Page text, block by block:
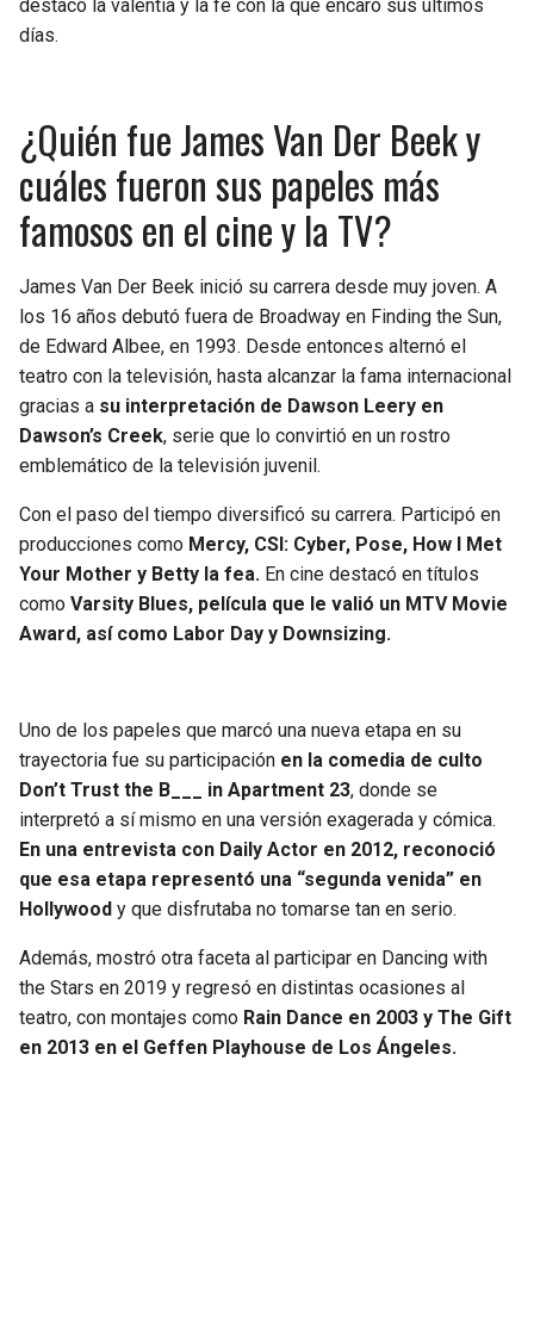
destacó la valentía y la fe con la que encaró sus últimos
días.
¿Quién fue James Van Der Beek y
cuáles fueron sus papeles más
famosos en el cine y la TV?
James Van Der Beek inició su carrera desde muy joven. A
los 16 años debutó fuera de Broadway en Finding the Sun,
de Edward Albee, en 1993. Desde entonces alternó el
teatro con la televisión, hasta alcanzar la fama internacional
gracias a su interpretación de Dawson Leery en
Dawson’s Creek, serie que lo convirtió en un rostro
emblemático de la televisión juvenil.
Con el paso del tiempo diversificó su carrera. Participó en
producciones como Mercy, CSI: Cyber, Pose, How I Met
Your Mother y Betty la fea. En cine destacó en títulos
como Varsity Blues, película que le valió un MTV Movie
Award, así como Labor Day y Downsizing.
Uno de los papeles que marcó una nueva etapa en su
trayectoria fue su participación en la comedia de culto
Don’t Trust the B___ in Apartment 23, donde se
interpretó a sí mismo en una versión exagerada y cómica.
En una entrevista con Daily Actor en 2012, reconoció
que esa etapa representó una “segunda venida” en
Hollywood y que disfrutaba no tomarse tan en serio.
Además, mostró otra faceta al participar en Dancing with
the Stars en 2019 y regresó en distintas ocasiones al
teatro, con montajes como Rain Dance en 2003 y The Gift
en 2013 en el Geffen Playhouse de Los Ángeles.